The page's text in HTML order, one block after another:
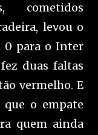
levou o
0 para o Inter
duas faltas
vermelho. E
o empate
quem ainda